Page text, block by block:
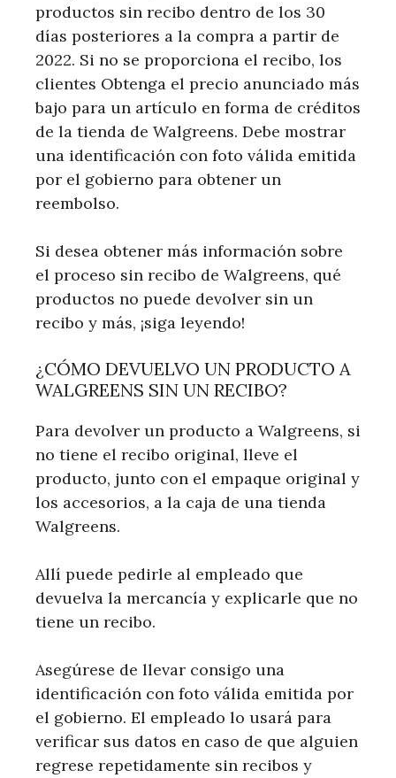
productos sin recibo dentro de los 30
días posteriores a la compra a partir de
2022. Si no se proporciona el recibo, los
clientes Obtenga el precio anunciado más
bajo para un artículo en forma de créditos
de la tienda de Walgreens. Debe mostrar
una identificación con foto válida emitida
por el gobierno para obtener un
reembolso.
Si desea obtener más información sobre
el proceso sin recibo de Walgreens, qué
productos no puede devolver sin un
recibo y más, ¡siga leyendo!
¿CÓMO DEVUELVO UN PRODUCTO A
WALGREENS SIN UN RECIBO?
Para devolver un producto a Walgreens, si
no tiene el recibo original, lleve el
producto, junto con el empaque original y
los accesorios, a la caja de una tienda
Walgreens.
Allí puede pedirle al empleado que
devuelva la mercancía y explicarle que no
tiene un recibo.
Asegúrese de llevar consigo una
identificación con foto válida emitida por
el gobierno. El empleado lo usará para
verificar sus datos en caso de que alguien
regrese repetidamente sin recibos y